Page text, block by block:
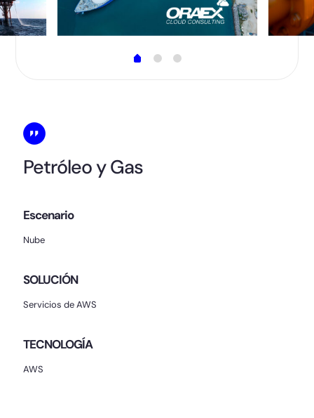
Petróleo y Gas
Escenario
Nube
SOLUCIÓN
Servicios de AWS
TECNOLOGÍA
AWS